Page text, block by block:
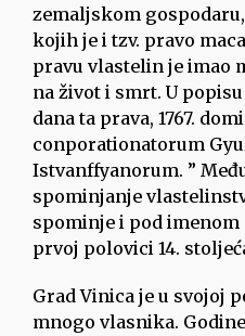
zemaljskom
kojih je i tzv. pravo
pravu vlastelin je imao
na život i smrt. U
dana ta prava, 1767.
conporationatorum
Istvanffyanorum. ”
spominjanje
spominje i pod imenom
prvoj polovici 14.
Grad Vinica je u svojoj
mnogo vlasnika.